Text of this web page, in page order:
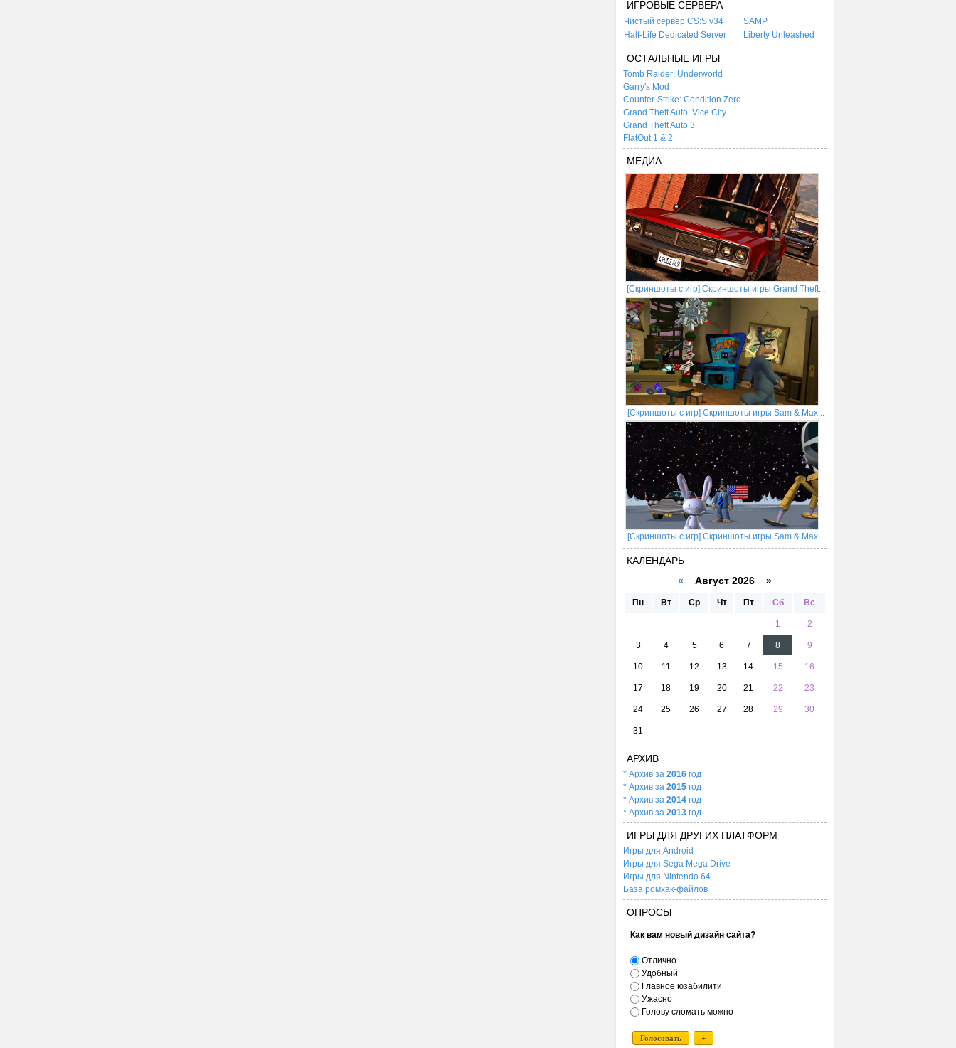
ИГРОВЫЕ СЕРВЕРА
Чистый сервер CS:S v34
SAMP
Half-Life Dedicated Server
Liberty Unleashed
ОСТАЛЬНЫЕ ИГРЫ
Tomb Raider: Underworld
Garry's Mod
Counter-Strike: Condition Zero
Grand Theft Auto: Vice City
Grand Theft Auto 3
FlatOut 1 & 2
МЕДИА
[Скриншоты с игр] Скриншоты игры Grand Theft...
[Скриншоты с игр] Скриншоты игры Sam & Max...
[Скриншоты с игр] Скриншоты игры Sam & Max...
КАЛЕНДАРЬ
« Август 2026 »
Пн Вт Ср Чт Пт Сб Вс
1 2
3 4 5 6 7 8 9
10 11 12 13 14 15 16
17 18 19 20 21 22 23
24 25 26 27 28 29 30
31
АРХИВ
* Архив за 2016 год
* Архив за 2015 год
* Архив за 2014 год
* Архив за 2013 год
ИГРЫ ДЛЯ ДРУГИХ ПЛАТФОРМ
Игры для Android
Игры для Sega Mega Drive
Игры для Nintendo 64
База ромхак-файлов
ОПРОСЫ
Как вам новый дизайн сайта?
Отлично
Удобный
Главное юзабилити
Ужасно
Голову сломать можно
Голосовать +